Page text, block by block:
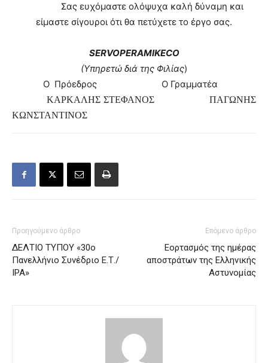
Σας ευχόμαστε ολόψυχα καλή δύναμη και
είμαστε σίγουροι ότι θα πετύχετε το έργο σας.
SERVOPERAMIKECO
(Υπηρετώ διά της Φιλίας)
Ο Πρόεδρος Ο Γραμματέα
ΚΑΡΚΑΛΗΣ ΣΤΕΦΑΝΟΣ
ΠΑΓΩΝΗΣ
ΚΩΝΣΤΑΝΤΙΝΟΣ
Προηγούμενο άρθρο
ΔΕΛΤΙΟ ΤΥΠΟΥ «30ο
Πανελλήνιο Συνέδριο Ε.Τ./
ΙΡΑ»
Επόμενο άρθρο
Εορτασμός της ημέρας
αποστράτων της Ελληνικής
Αστυνομίας